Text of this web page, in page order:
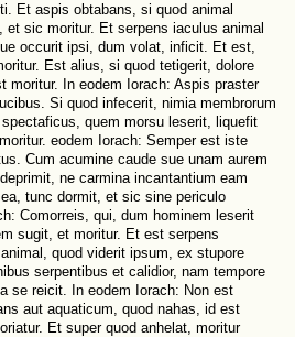
Et aspis obtabans, si quod animal
et sic moritur. Et serpens iaculus animal
occurit ipsi, dum volat, inficit. Et est,
Est alius, si quod tetigerit, dolore
moritur. In eodem Iorach: Aspis praster
Si quod infecerit, nimia membrorum
quem morsu leserit, liquefit
eodem Iorach: Semper est iste
Cum acumine caude sue unam aurem
ne carmina incantantium eam
tunc dormit, et sic sine periculo
Comorreis, qui, dum hominem leserit
sugit, et moritur. Et est serpens
quod viderit ipsum, ex stupore
serpentibus et calidior, nam tempore
se reicit. In eodem Iorach: Non est
aut aquaticum, quod nahas, id est
Et super quod anhelat, moritur